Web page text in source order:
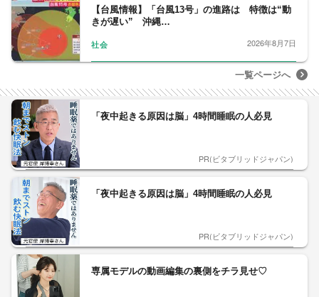
【台風情報】「台風13号」の進路は 特徴は“動
きが遅い” 沖縄…
社会 2026年8月7日
一覧ページへ
「夜中起きる原因は脳」4時間睡眠の人必見
PR(ビタブリッドジャパン)
「夜中起きる原因は脳」4時間睡眠の人必見
PR(ビタブリッドジャパン)
専属モデルの動画編集の裏側をチラ見せ♡